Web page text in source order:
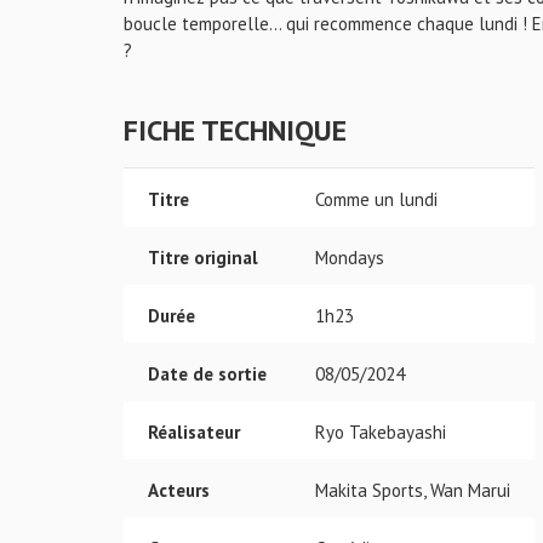
boucle temporelle... qui recommence chaque lundi
?
FICHE TECHNIQUE
Titre Comme un lundi
Titre original Mondays
Durée 1h23
Date de sortie 08/05/2024
Réalisateur Ryo Takebayashi
Acteurs Makita Sports, Wan Marui